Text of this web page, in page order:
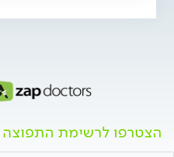
הצטרפו לרשימת התפוצה